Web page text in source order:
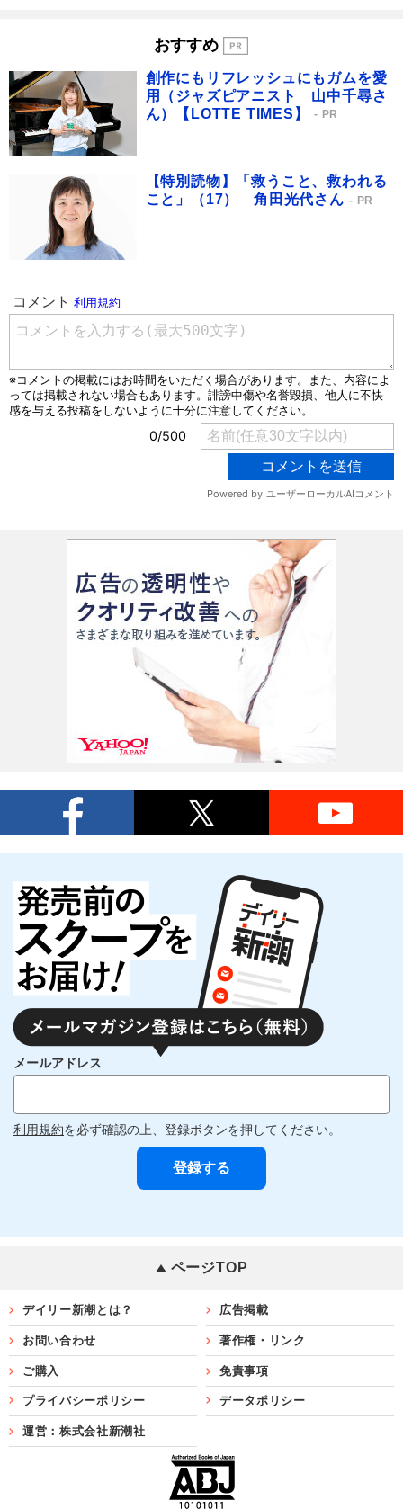
おすすめ
創作にもリフレッシュにもガムを愛
用（ジャズピアニスト 山中千尋さ
ん）【LOTTE TIMES】
PR
【特別読物】「救うこと、救われる
こと」（17） 角田光代さん
PR
メールアドレス
利用規約を必ず確認の上、登録ボタンを押してください。
ページTOP
デイリー新潮とは？ 広告掲載
お問い合わせ 著作権・リンク
ご購入 免責事項
プライバシーポリシー データポリシー
運営：株式会社新潮社